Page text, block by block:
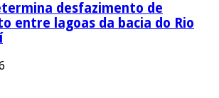
desfazimento de
entre lagoas da bacia do Rio